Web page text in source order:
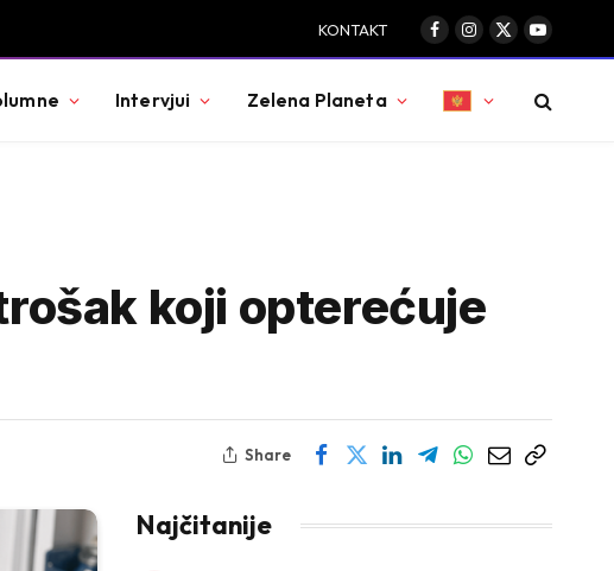
KONTAKT
Facebook
Instagram
X
(Twitter)
YouTube
Intervjui Zelena Planeta
koji opterećuje
Share
Najčitanije